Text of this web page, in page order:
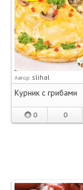
Автор: slihal
Курник с грибами
0 0